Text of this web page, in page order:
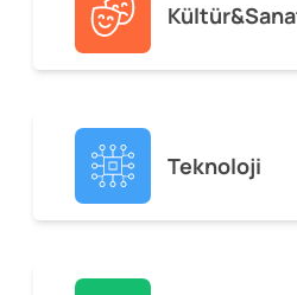
Teknoloji